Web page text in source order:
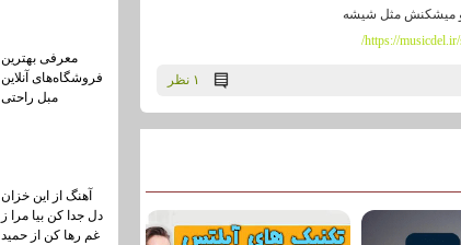
و میشکنش مثل شیشه
https://
۱ نظر
معرفی بهترین
فروشگاه‌های آنلاین
مبل راحتی
آهنگ از این خزان
دل جدا کن بیا مرا ز
غم رها کن از حمید